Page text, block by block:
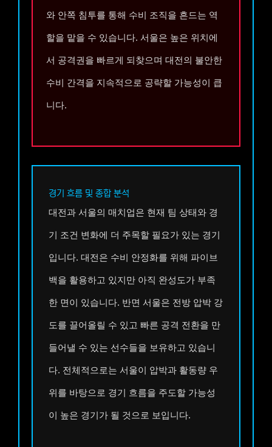
와 안쪽 침투를 통해 수비 조직을 흔드는 역
할을 맡을 수 있습니다. 서울은 높은 위치에
서 공격권을 빠르게 되찾으며 대전의 불안한
수비 간격을 지속적으로 공략할 가능성이 큽
니다.
경기 흐름 및 종합 분석
대전과 서울의 매치업은 현재 팀 상태와 경
기 조건 변화에 더 주목할 필요가 있는 경기
입니다. 대전은 수비 안정화를 위해 파이브
백을 활용하고 있지만 아직 완성도가 부족
한 면이 있습니다. 반면 서울은 전방 압박 강
도를 끌어올릴 수 있고 빠른 공격 전환을 만
들어낼 수 있는 선수들을 보유하고 있습니
다. 전체적으로는 서울이 압박과 활동량 우
위를 바탕으로 경기 흐름을 주도할 가능성
이 높은 경기가 될 것으로 보입니다.